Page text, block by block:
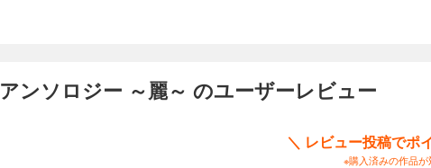
ンソロジー ～麗～ のユーザーレビュー
＼ レビュー投稿でポ
※購入済みの作品